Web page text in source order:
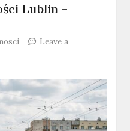
Lublin –
Leave a